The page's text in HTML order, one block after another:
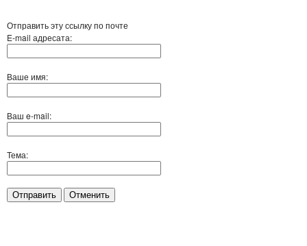
Отправить эту ссылку по почте
E-mail адресата:
Ваше имя:
Ваш e-mail:
Тема:
Отправить Отменить